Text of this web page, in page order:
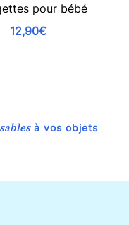
pour bébé
12,90€
à vos objets